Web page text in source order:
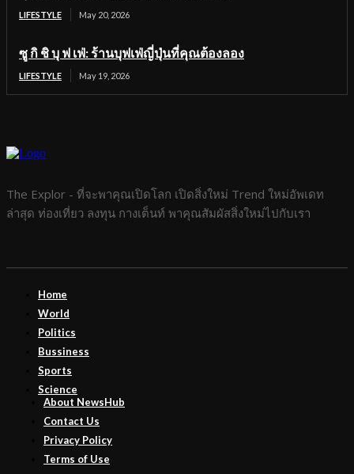
LIFESTYLE May 20, 2026
ซู กิ ชิ บุ ฟ เฟ่: ร้านบุฟเฟ่ญี่ปุ่นที่คุณต้องลอง
LIFESTYLE May 19, 2026
The Explor - ที่จะพาคุณเปิดโลก เปิดสิ่งใหม่ Trend ใหม่อัพเดท
ล่าสุด ท่องเที่ยว ลงทุน กางเต็นท์ พาคุณสัมผัสสิ่งใหม่ไปกับเรา
Home
World
Politics
Bussiness
Sports
Science
About NewsHub
Contact Us
Privacy Policy
Terms of Use